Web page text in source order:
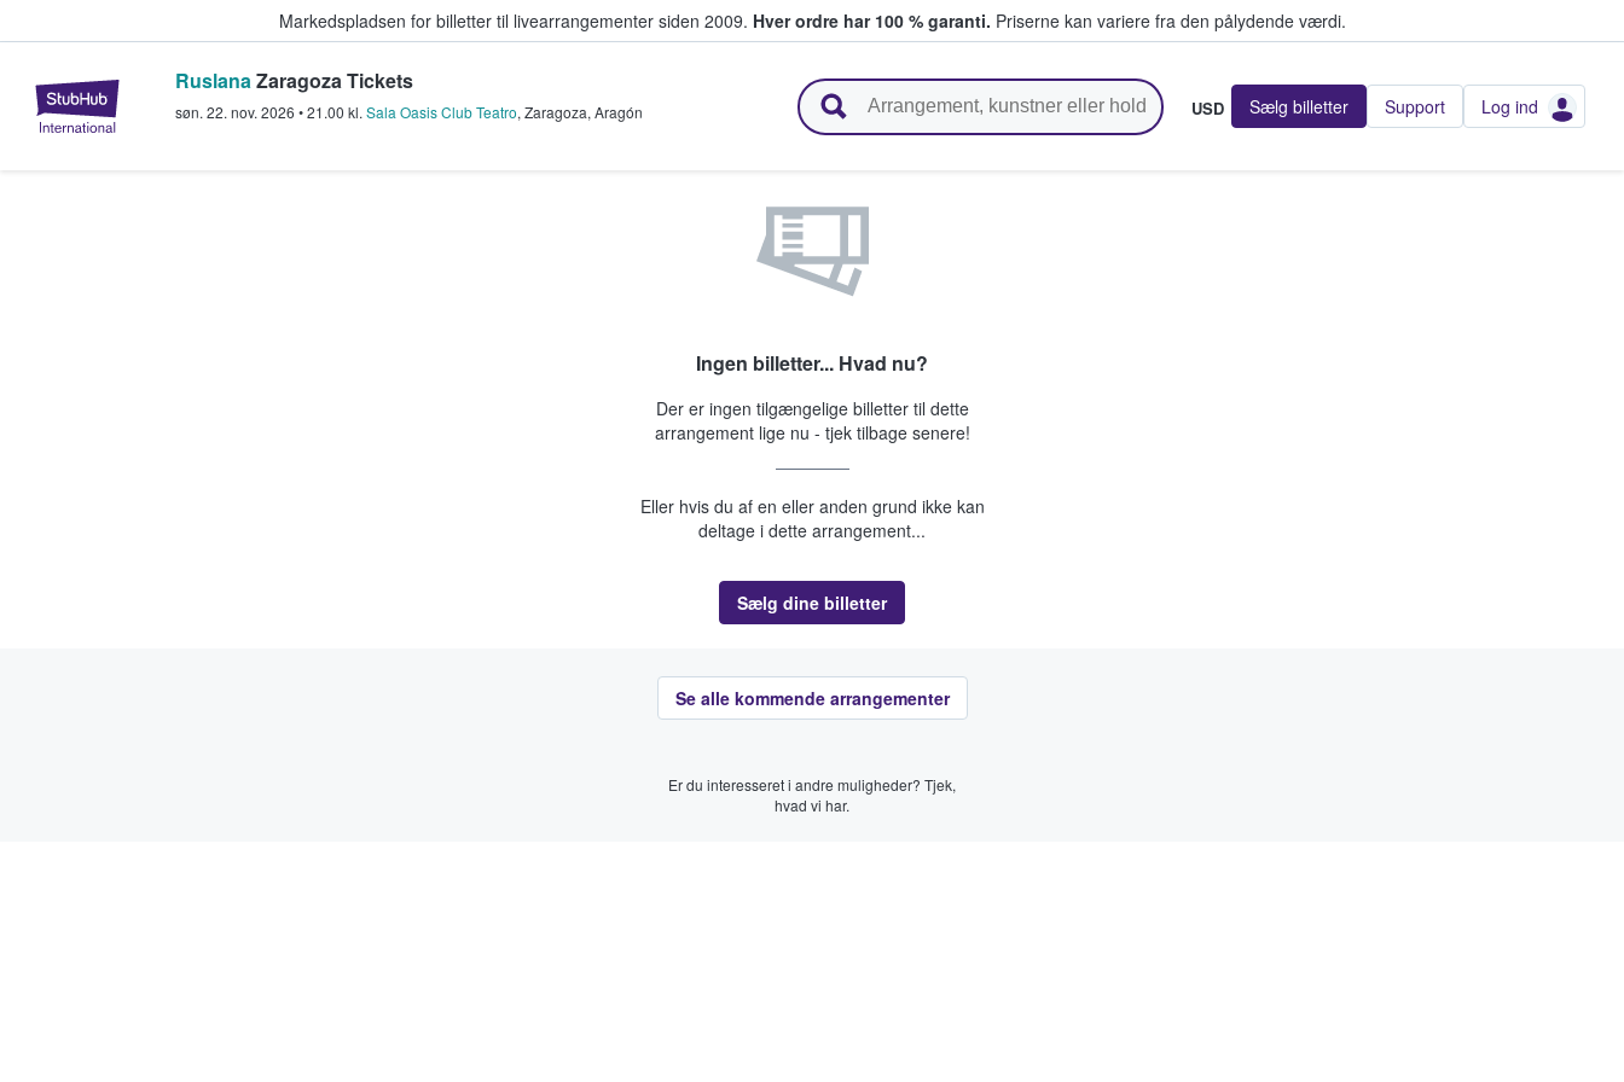
Markedspladsen for billetter til livearrangementer siden 2009. Hver ordre har 100 % garanti. Priserne kan variere fra den pålydende værdi.
StubHub - Hvor fans køber og sælger billetter
RuslanaZaragoza Tickets
søn. 22. nov. 2026 •21.00 kl. Sala Oasis Club Teatro, Zaragoza, Aragón USD Sælg billetter Support Log ind
Ingen billetter... Hvad nu?
Der er ingen tilgængelige billetter til dette
arrangement lige nu - tjek tilbage senere!
Eller hvis du af en eller anden grund ikke kan
deltage i dette arrangement...
Sælg dine billetter
Se alle kommende arrangementer
Er du interesseret i andre muligheder? Tjek,
hvad vi har.